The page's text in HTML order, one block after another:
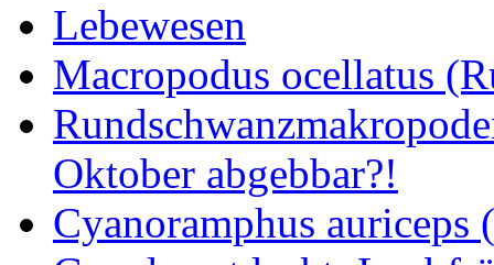
Lebewesen
Macropodus ocellatus
Oktober abgebbar?!
Cyanoramphus